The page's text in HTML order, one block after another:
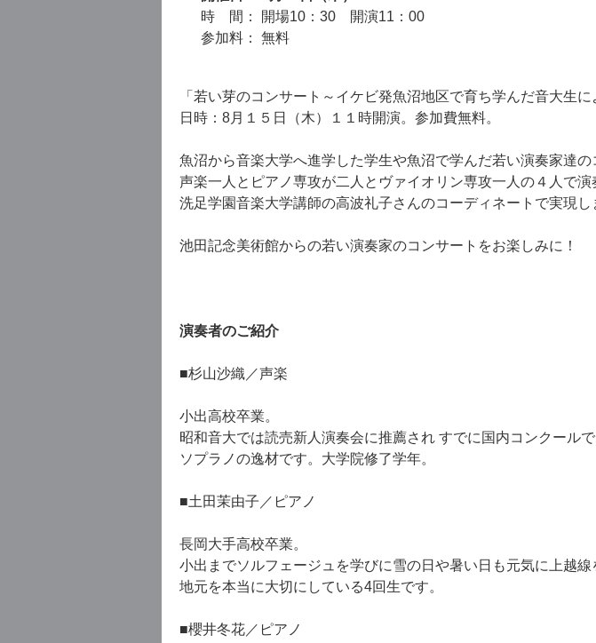
時 間： 開場10：30 開演11：00
参加料： 無料
「若い芽のコンサート～イケビ発魚沼地区で育ち学んだ音大生に
日時：8月１５日（木）１１時開演。参加費無料。
魚沼から音楽大学へ進学した学生や魚沼で学んだ若い演奏家達の
声楽一人とピアノ専攻が二人とヴァイオリン専攻一人の４人で
洗足学園音楽大学講師の高波礼子さんのコーディネートで実現し
池田記念美術館からの若い演奏家のコンサートをお楽しみに！
演奏者のご紹介
■杉山沙織／声楽
小出高校卒業。
昭和音大では読売新人演奏会に推薦され すでに国内コンクール
ソプラノの逸材です。大学院修了学年。
■土田茉由子／ピアノ
長岡大手高校卒業。
小出までソルフェージュを学びに雪の日や暑い日も元気に上越線
地元を本当に大切にしている4回生です。
■櫻井冬花／ピアノ